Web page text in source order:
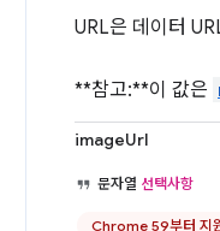
URL은 데이터
**참고:**이 값은
imageUrl
문자열 선택사항
Chrome 59부터 지